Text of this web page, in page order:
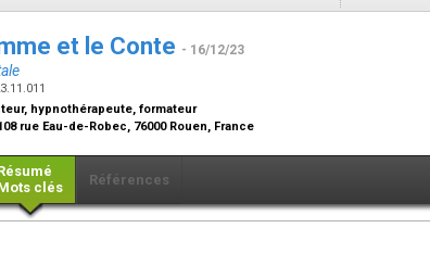
et le Conte - 16/12/23
hypnothérapeute, formateur
rue Eau-de-Robec, 76000 Rouen, France
clés
Références